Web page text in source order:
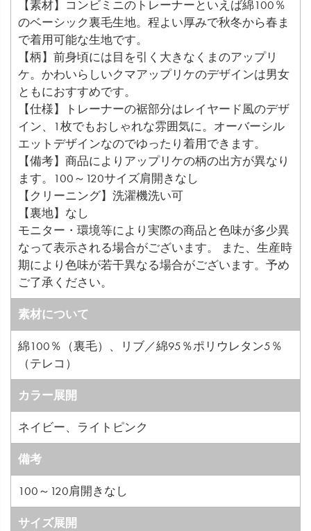
【素材】コンビミニのトレーナーといえば綿100％
のベーシック裏毛生地。程よい厚みで秋冬から春ま
で着用可能な生地です。
【柄】前身頃には目を引く大きなくまのアップリ
ケ。かわいらしいクマアップリケのデザインは男女
ともにおすすめです。
【仕様】トレーナーの裾部分はレイヤード風のデザ
イン、1枚でもおしゃれな雰囲気に。オーバーシル
エットデザインなのでゆったり着用できます。
【備考】商品によりアップリケの柄の出方が異なり
ます。100～120サイズ肩開きなし
【クリーニング】洗濯機洗い可
【裏地】なし
モニター・環境等により実際の商品と色味が多少異
なって表示される場合がございます。 また、生産時
期により色味が若干異なる場合がございます。予め
ご了承ください。
素材について
綿100％（裏毛）、リブ／綿95％ポリウレタン5％
（テレコ）
カラー展開
ネイビー、ライトピンク
備考
100～120肩開きなし
サイズ展開